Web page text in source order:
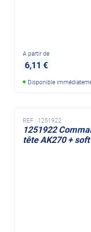
A partir de
6,11 €
Disponible
REF : 1251922
1251922
tête AK270 +